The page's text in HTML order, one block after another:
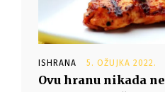
ISHRANA 5. OŽUJKA 2022.
Ovu hranu nikada